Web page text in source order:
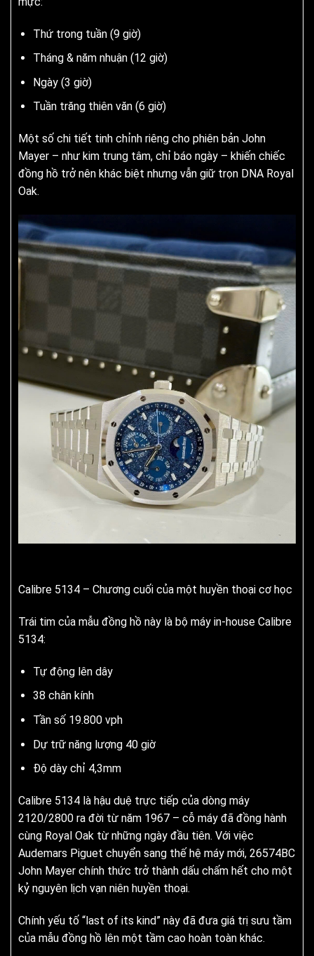
Thứ trong tuần (9 giờ)
Tháng & năm nhuận (12 giờ)
Ngày (3 giờ)
Tuần trăng thiên văn (6 giờ)
Một số chi tiết tinh chỉnh riêng cho phiên bản John
Mayer – như kim trung tâm, chỉ báo ngày – khiến chiếc
đồng hồ trở nên khác biệt nhưng vẫn giữ trọn DNA Royal
Oak.
Calibre 5134 – Chương cuối của một huyền thoại cơ học
Trái tim của mẫu đồng hồ này là bộ máy in-house Calibre
5134:
Tự động lên dây
38 chân kính
Tần số 19.800 vph
Dự trữ năng lượng 40 giờ
Độ dày chỉ 4,3mm
Calibre 5134 là hậu duệ trực tiếp của dòng máy
2120/2800 ra đời từ năm 1967 – cỗ máy đã đồng hành
cùng Royal Oak từ những ngày đầu tiên. Với việc
Audemars Piguet chuyển sang thế hệ máy mới, 26574BC
John Mayer chính thức trở thành dấu chấm hết cho một
kỷ nguyên lịch vạn niên huyền thoại.
Chính yếu tố “last of its kind” này đã đưa giá trị sưu tầm
của mẫu đồng hồ lên một tầm cao hoàn toàn khác.